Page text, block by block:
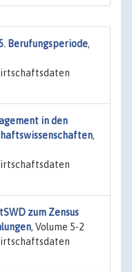
Berufungsperiode,
in den
,
zum Zensus
, Volume 5-2